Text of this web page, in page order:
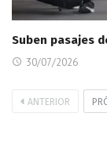
Suben pasajes
30/07/2026
ANTERIOR